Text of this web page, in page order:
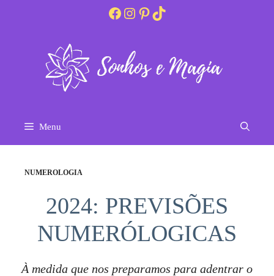
Facebook
Instagram
Pinterest
TikTok
Menu
NUMEROLOGIA
2024: PREVISÕES
NUMERÓLOGICAS
À medida que nos preparamos para adentrar o